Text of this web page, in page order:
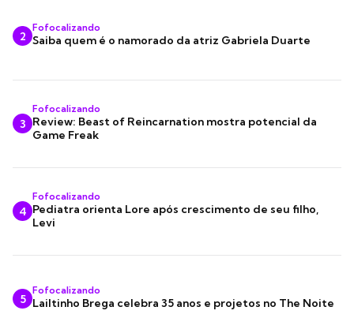
2
Fofocalizando
Saiba quem é o namorado da atriz Gabriela Duarte
3
Fofocalizando
Review: Beast of Reincarnation mostra potencial da
Game Freak
4
Fofocalizando
Pediatra orienta Lore após crescimento de seu filho,
Levi
5
Fofocalizando
Lailtinho Brega celebra 35 anos e projetos no The Noite